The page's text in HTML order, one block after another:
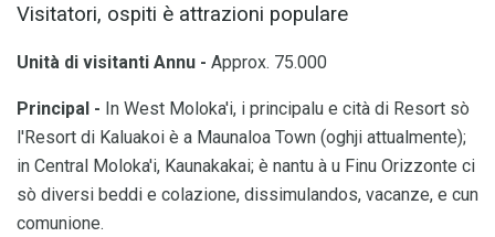
Visitatori, ospiti è attrazioni populare
Unità di visitanti Annu - Approx. 75.000
Principal - In West Moloka'i, i principalu e cità di Resort sò
l'Resort di Kaluakoi è a Maunaloa Town (oghji attualmente);
in Central Moloka'i, Kaunakakai; è nantu à u Finu Orizzonte ci
sò diversi beddi e colazione, dissimulandos, vacanze, e cun
comunione.